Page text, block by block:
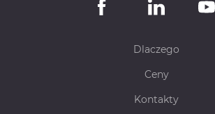
Dlaczego
Ceny
Kontakty